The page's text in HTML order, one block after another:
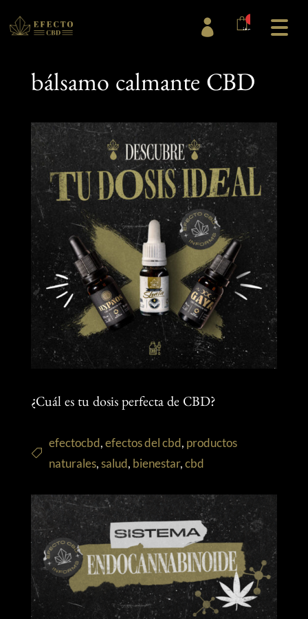
items

bálsamo calmante CBD
¿Cuál es tu dosis perfecta de CBD?
efectocbd,efectos del cbd, productos
naturales,salud, bienestar,cbd